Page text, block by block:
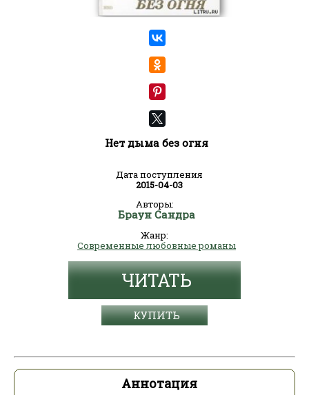
Нет дыма без огня
Дата поступления
2015-04-03
Авторы:
Браун Сандра
Жанр:
Современные любовные романы
ЧИТАТЬ
КУПИТЬ
Аннотация